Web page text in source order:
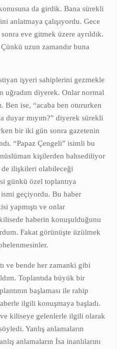
da girdik. Bana sürekli
anlatmaya çalışıyordu. Gece
eve gitmek üzere ayrıldık.
uzun zamandır buna
işyeri sahiplerini gezmekle
uğradım diyerek. Onlar normal
Ben ise, “acaba ben otururken
duyar mıyım?” diyerek sürekli
bir iki gün sonra gazetenin
“Papaz Çengeli” isimli bu
kişilerden bahsediliyor
de ilişkileri olabileceği
günkü özel toplantıya
ismi geçiyordu. Bu haber
yapmıştı ve onlar
haberin konuşulduğunu
Fakat görünüşte üzülmek
ve bende her zamanki gibi
Toplantıda büyük bir
başlaması ile rahip
ilgili konuşmaya başladı.
kiliseye gelenlerle ilgili olarak
Yanlış anlamaların
anlamaların İsa inanlılarını